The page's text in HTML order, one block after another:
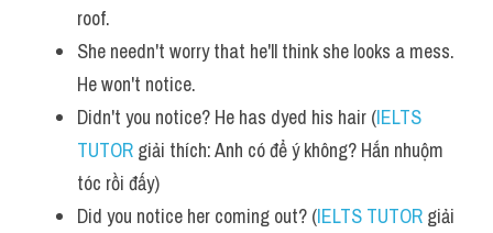
roof.
She needn't worry that he'll think she looks a mess.
He won't notice.
Didn't you notice? He has dyed his hair (IELTS
TUTOR giải thích: Anh có để ý không? Hắn nhuộm
tóc rồi đấy)
Did you notice her coming out? (IELTS TUTOR giải